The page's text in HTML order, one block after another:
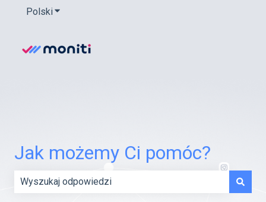
PolskiPokaż podmenu do tłumaczenia
Jak możemy Ci pomóc?